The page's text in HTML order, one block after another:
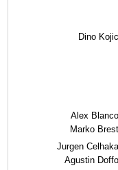
Dino Kojic
Alex Blanco
Marko Brest
Jurgen
Agustin Doffo